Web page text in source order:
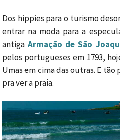
Dos hippies para o turismo
entrar na moda para a
antigaArmação de São
pelos portugueses em 1793,
Umas em cima das outras. E
pra ver a praia.